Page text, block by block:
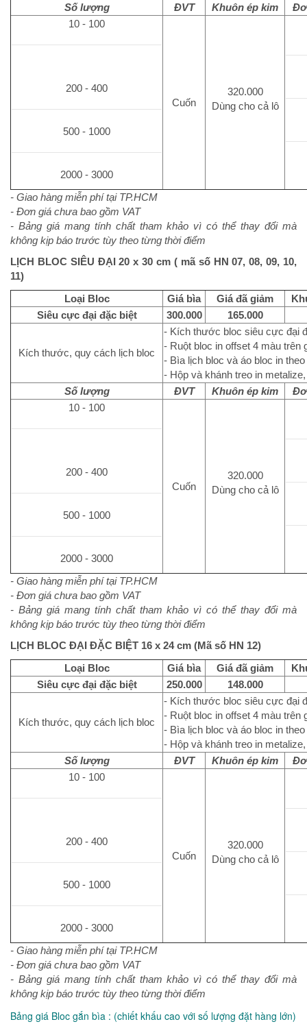
Số lượng
ĐVT Khuôn ép kim
10 - 100
200 - 400
500 - 1000
2000 - 3000
Cuốn
320.000
Dùng cho cả lô
- Giao hàng miễn phí tại TP.HCM
- Đơn giá chưa bao gồm VAT
- Bảng giá mang tính chất tham khảo vì có thể thay đổi mà
không kịp báo trước tùy theo từng thời điểm
LỊCH BLOC SIÊU ĐẠI 20 x 30 cm ( mã số HN 07, 08, 09, 10,
11)
Loại Bloc
Giá bìa Giá đã giảm
Siêu cực đại đặc biệt
300.000 165.000
Kích thước, quy cách lịch bloc
- Kích thước bloc siêu cực đại
- Ruột bloc in offset 4 màu trên
- Bìa lịch bloc và áo bloc in
- Hộp và khánh treo in
Số lượng
ĐVT Khuôn ép kim
10 - 100
200 - 400
500 - 1000
2000 - 3000
Cuốn
320.000
Dùng cho cả lô
- Giao hàng miễn phí tại TP.HCM
- Đơn giá chưa bao gồm VAT
- Bảng giá mang tính chất tham khảo vì có thể thay đổi mà
không kịp báo trước tùy theo từng thời điểm
LỊCH BLOC ĐẠI ĐẶC BIỆT 16 x 24 cm (Mã số HN 12)
Loại Bloc
Giá bìa Giá đã giảm
Siêu cực đại đặc biệt
250.000 148.000
Kích thước, quy cách lịch bloc
- Kích thước bloc siêu cực đại
- Ruột bloc in offset 4 màu trên
- Bìa lịch bloc và áo bloc in
- Hộp và khánh treo in
Số lượng
ĐVT Khuôn ép kim
10 - 100
200 - 400
500 - 1000
2000 - 3000
Cuốn
320.000
Dùng cho cả lô
- Giao hàng miễn phí tại TP.HCM
- Đơn giá chưa bao gồm VAT
- Bảng giá mang tính chất tham khảo vì có thể thay đổi mà
không kịp báo trước tùy theo từng thời điểm
Bảng giá Bloc gắn bìa : (chiết khấu cao với số lượng đặt hàng lớn)